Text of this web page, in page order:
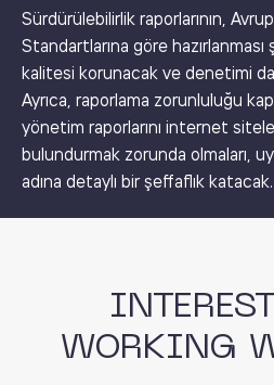
Sürdürülebilirlik raporlarının,
Standartlarına göre
kalitesi korunacak ve denetimi
Ayrıca, raporlama zorunluluğu
yönetim raporlarını internet
bulundurmak zorunda olmaları,
adına detaylı bir şeffaflık katacak.
WORKING